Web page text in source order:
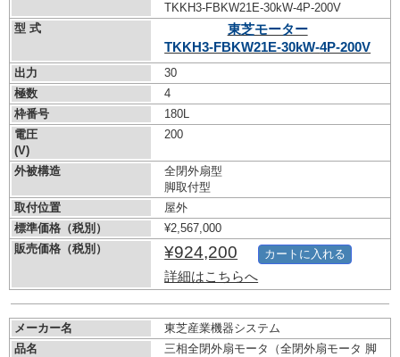
TKKH3-FBKW21E-30kW-4P-200V
型 式
東芝モーター
TKKH3-FBKW21E-30kW-4P-200V
出力
30
極数
4
枠番号
180L
電圧
(V)
200
外被構造
全閉外扇型
脚取付型
取付位置
屋外
標準価格（税別）
¥2,567,000
販売価格（税別）
¥924,200
詳細はこちらへ
カートに入れる
メーカー名
東芝産業機器システム
品名
三相全閉外扇モータ（全閉外扇モータ 脚